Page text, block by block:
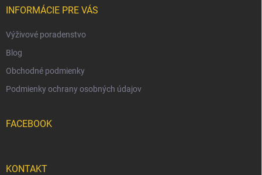
INFORMÁCIE PRE VÁS
Výživové poradenstvo
Blog
Obchodné podmienky
Podmienky ochrany osobných údajov
FACEBOOK
KONTAKT